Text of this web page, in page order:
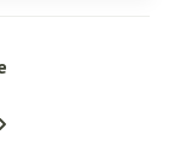
la page